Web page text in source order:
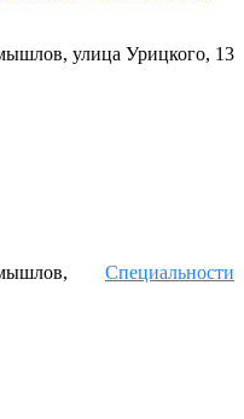
улица Урицкого, 13
Специальности